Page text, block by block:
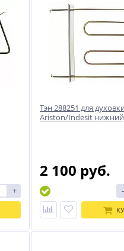
+
Тэн 288251 для духовки
Ariston/Indesit
2 100 руб.
-